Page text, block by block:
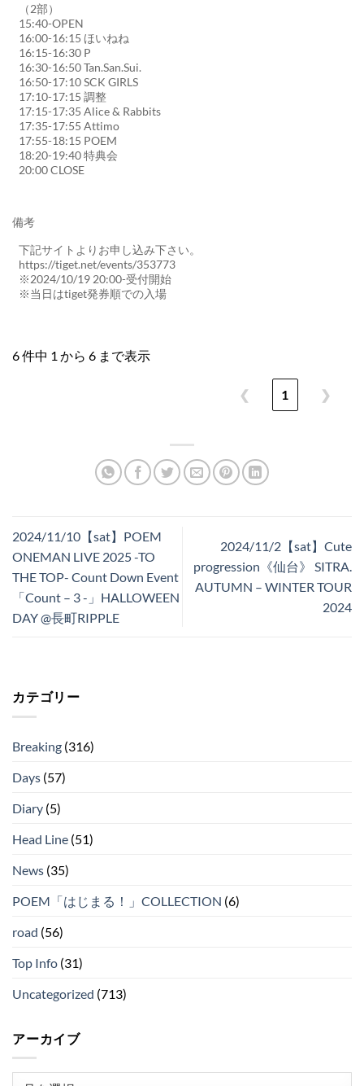
（2部）
15:40-OPEN
16:00-16:15 ほいねね
16:15-16:30 P
16:30-16:50 Tan.San.Sui.
16:50-17:10 SCK GIRLS
17:10-17:15 調整
17:15-17:35 Alice & Rabbits
17:35-17:55 Attimo
17:55-18:15 POEM
18:20-19:40 特典会
20:00 CLOSE
備考
下記サイトよりお申し込み下さい。
https://tiget.net/events/353773
※2024/10/19 20:00-受付開始
※当日はtiget発券順での入場
6 件中 1 から 6 まで表示
❮ 1 ❯
2024/11/10【sat】POEM
ONEMAN LIVE 2025 -TO
THE TOP- Count Down Event
「Count – 3 -」HALLOWEEN
DAY @長町RIPPLE
2024/11/2【sat】Cute
progression《仙台》 SITRA.
AUTUMN – WINTER TOUR
2024
カテゴリー
Breaking (316)
Days (57)
Diary (5)
Head Line (51)
News (35)
POEM「はじまる！」COLLECTION (6)
road (56)
Top Info (31)
Uncategorized (713)
アーカイブ